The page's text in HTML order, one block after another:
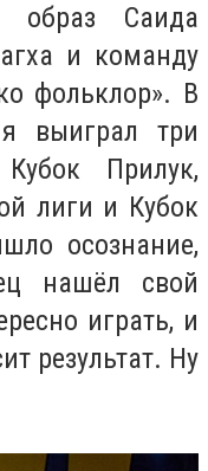
Саида
и команду
фольклор». В
выиграл три
Прилук,
лиги и Кубок
осознание,
нашёл свой
играть, и
результат. Ну